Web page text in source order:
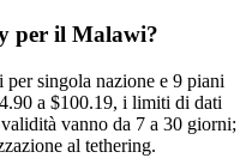
per il Malawi?
singola nazione e 9 piani
a $100.19, i limiti di dati
vanno da 7 a 30 giorni;
al tethering.